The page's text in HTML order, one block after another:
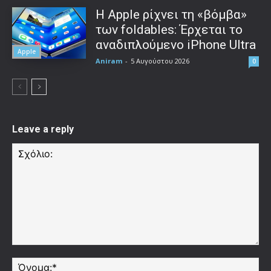
Apple
Η Apple ρίχνει τη «βόμβα»
των foldables: Έρχεται το
αναδιπλούμενο iPhone Ultra
Aniram - 5 Αυγούστου 2026 0
Leave a reply